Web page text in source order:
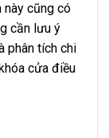
cũng có
cần lưu ý
phân tích chi
cửa điều